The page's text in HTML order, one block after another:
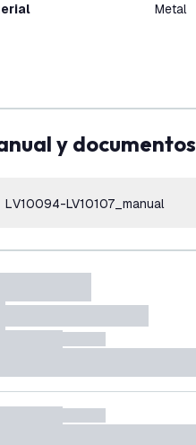
Metal
y documentos
LV10094-LV10107_manual